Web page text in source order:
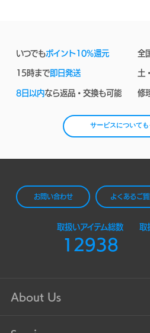
いつでもポイント10%還元 全
15時まで即日発送 土
8日以内なら返品・交換も可能 修
サービスについても
お問い合わせ よくあるご質
取扱いアイテム総数
12938
取
About Us